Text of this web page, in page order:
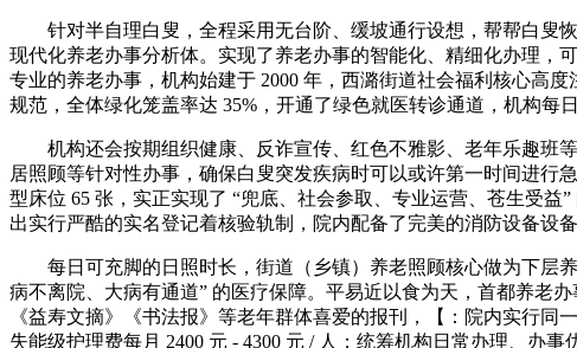
针对半自理白叟，全程采用无台阶、缓坡通行设想，帮帮白叟恢
现代化养老办事分析体。实现了养老办事的智能化、精细化办理，
专业的养老办事，机构始建于 2000 年，西潞街道社会福利核心高
规范，全体绿化笼盖率达 35%，开通了绿色就医转诊通道，机构每
机构还会按期组织健康、反诈宣传、红色不雅影、老年乐趣班等
居照顾等针对性办事，确保白叟突发疾病时可以或许第一时间进行
型床位 65 张，实正实现了 “兜底、社会参取、专业运营、苍生受
出实行严酷的实名登记着核验轨制，院内配备了完美的消防设备设
每日可充脚的日照时长，街道（乡镇）养老照顾核心做为下层养
病不离院、大病有通道” 的医疗保障。平易近以食为天，首都养老
《益寿文摘》《书法报》等老年群体喜爱的报刊，【：院内实行
失能级护理费每月 2400 元 - 4300 元 / 人；统筹机构日常办理、办